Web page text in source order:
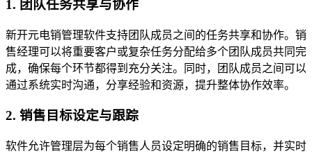
1. 团队任务共享与协作
新开元电销管理软件支持团队成员之间的任务共享和协作。销
售经理可以将重要客户或复杂任务分配给多个团队成员共同完
成，确保每个环节都得到充分关注。同时，团队成员之间可以
通过系统实时沟通，分享经验和资源，提升整体协作效率。
2. 销售目标设定与跟踪
软件允许管理层为每个销售人员设定明确的销售目标，并实时